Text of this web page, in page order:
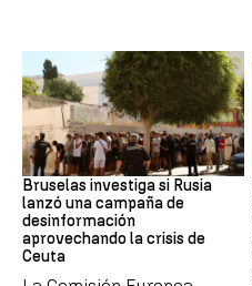
Desinformación rusa
Bruselas investiga si Rusia
lanzó una campaña de
desinformación
aprovechando la crisis de
Ceuta